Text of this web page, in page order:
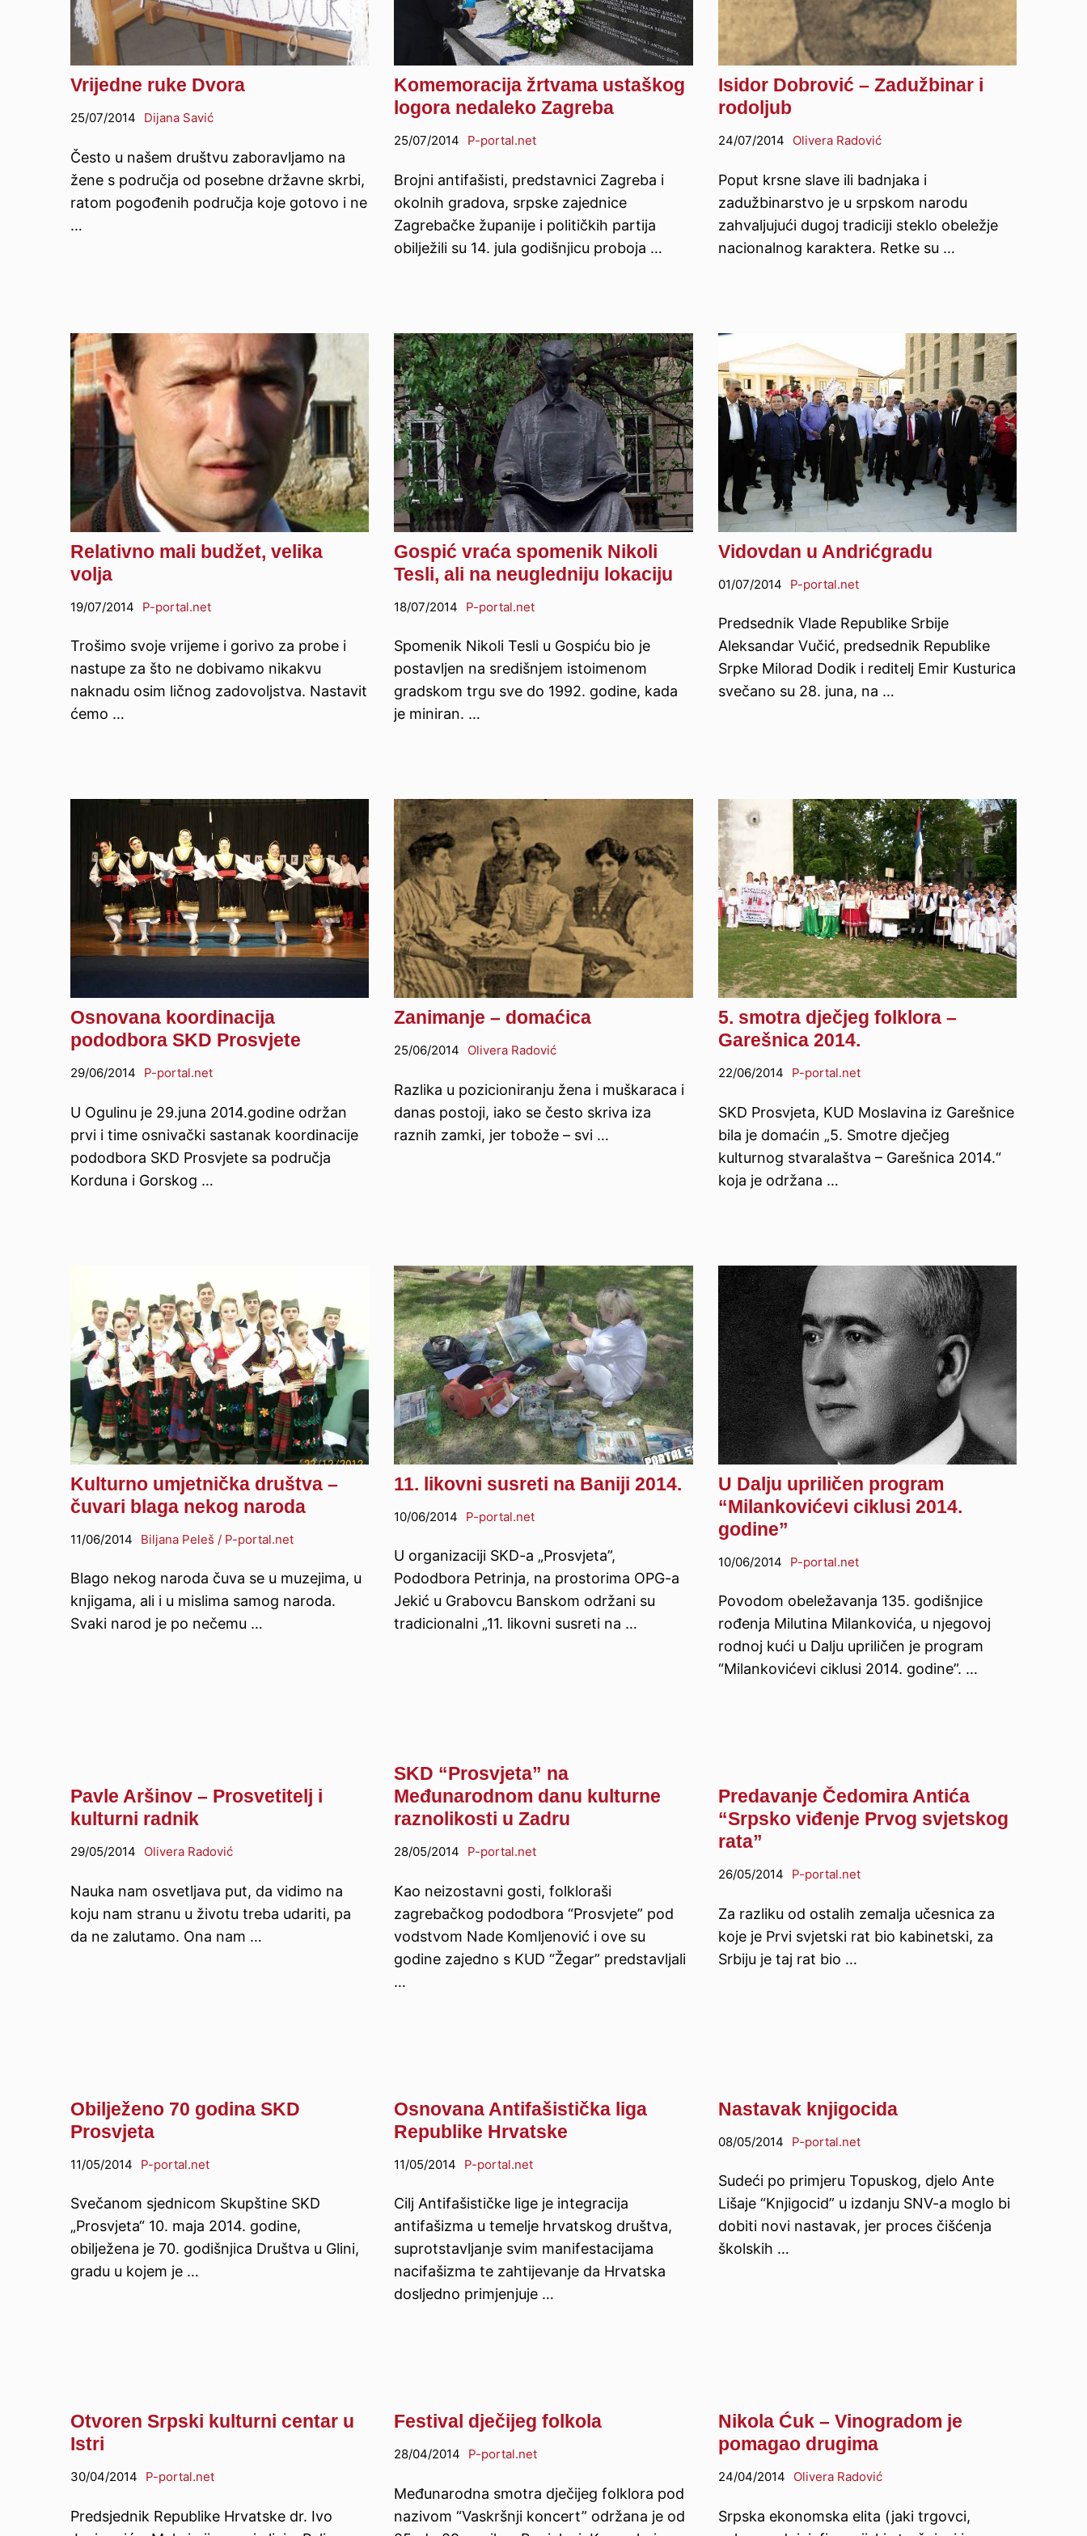
Vrijedne ruke Dvora
25/07/2014 Dijana Savić
Često u našem društvu zaboravljamo na
žene s područja od posebne državne skrbi,
ratom pogođenih područja koje gotovo i ne
…
Komemoracija žrtvama ustaškog
logora nedaleko Zagreba
25/07/2014 P-portal.net
Brojni antifašisti, predstavnici Zagreba i
okolnih gradova, srpske zajednice
Zagrebačke županije i političkih partija
obilježili su 14. jula godišnjicu proboja …
Isidor Dobrović – Zadužbinar i
rodoljub
24/07/2014 Olivera Radović
Poput krsne slave ili badnjaka i
zadužbinarstvo je u srpskom narodu
zahvaljujući dugoj tradiciji steklo obeležje
nacionalnog karaktera. Retke su …
Relativno mali budžet, velika
volja
19/07/2014 P-portal.net
Trošimo svoje vrijeme i gorivo za probe i
nastupe za što ne dobivamo nikakvu
naknadu osim ličnog zadovoljstva. Nastavit
ćemo …
Gospić vraća spomenik Nikoli
Tesli, ali na neugledniju lokaciju
18/07/2014 P-portal.net
Spomenik Nikoli Tesli u Gospiću bio je
postavljen na središnjem istoimenom
gradskom trgu sve do 1992. godine, kada
je miniran. …
Vidovdan u Andrićgradu
01/07/2014 P-portal.net
Predsednik Vlade Republike Srbije
Aleksandar Vučić, predsednik Republike
Srpke Milorad Dodik i reditelj Emir Kusturica
svečano su 28. juna, na …
Osnovana koordinacija
pododbora SKD Prosvjete
29/06/2014 P-portal.net
U Ogulinu je 29.juna 2014.godine održan
prvi i time osnivački sastanak koordinacije
pododbora SKD Prosvjete sa područja
Korduna i Gorskog …
Zanimanje – domaćica
25/06/2014 Olivera Radović
Razlika u pozicioniranju žena i muškaraca i
danas postoji, iako se često skriva iza
raznih zamki, jer tobože – svi …
5. smotra dječjeg folklora –
Garešnica 2014.
22/06/2014 P-portal.net
SKD Prosvjeta, KUD Moslavina iz Garešnice
bila je domaćin „5. Smotre dječjeg
kulturnog stvaralaštva – Garešnica 2014.“
koja je održana …
Kulturno umjetnička društva –
čuvari blaga nekog naroda
11/06/2014 Biljana Peleš / P-portal.net
Blago nekog naroda čuva se u muzejima, u
knjigama, ali i u mislima samog naroda.
Svaki narod je po nečemu …
11. likovni susreti na Baniji 2014.
10/06/2014 P-portal.net
U organizaciji SKD-a „Prosvjeta”,
Pododbora Petrinja, na prostorima OPG-a
Jekić u Grabovcu Banskom održani su
tradicionalni „11. likovni susreti na …
U Dalju upriličen program
“Milankovićevi ciklusi 2014.
godine”
10/06/2014 P-portal.net
Povodom obeležavanja 135. godišnjice
rođenja Milutina Milankovića, u njegovoj
rodnoj kući u Dalju upriličen je program
“Milankovićevi ciklusi 2014. godine”. …
Pavle Aršinov – Prosvetitelj i
kulturni radnik
29/05/2014 Olivera Radović
Nauka nam osvetljava put, da vidimo na
koju nam stranu u životu treba udariti, pa
da ne zalutamo. Ona nam …
SKD “Prosvjeta” na
Međunarodnom danu kulturne
raznolikosti u Zadru
28/05/2014 P-portal.net
Kao neizostavni gosti, folkloraši
zagrebačkog pododbora “Prosvjete” pod
vodstvom Nade Komljenović i ove su
godine zajedno s KUD “Žegar” predstavljali
…
Predavanje Čedomira Antića
“Srpsko viđenje Prvog svjetskog
rata”
26/05/2014 P-portal.net
Za razliku od ostalih zemalja učesnica za
koje je Prvi svjetski rat bio kabinetski, za
Srbiju je taj rat bio …
Obilježeno 70 godina SKD
Prosvjeta
11/05/2014 P-portal.net
Svečanom sjednicom Skupštine SKD
„Prosvjeta“ 10. maja 2014. godine,
obilježena je 70. godišnjica Društva u Glini,
gradu u kojem je …
Osnovana Antifašistička liga
Republike Hrvatske
11/05/2014 P-portal.net
Cilj Antifašističke lige je integracija
antifašizma u temelje hrvatskog društva,
suprotstavljanje svim manifestacijama
nacifašizma te zahtijevanje da Hrvatska
dosljedno primjenjuje …
Nastavak knjigocida
08/05/2014 P-portal.net
Sudeći po primjeru Topuskog, djelo Ante
Lišaje “Knjigocid” u izdanju SNV-a moglo bi
dobiti novi nastavak, jer proces čišćenja
školskih …
Otvoren Srpski kulturni centar u
Istri
30/04/2014 P-portal.net
Predsjednik Republike Hrvatske dr. Ivo
Festival dječijeg folkola
28/04/2014 P-portal.net
Međunarodna smotra dječijeg folklora pod
nazivom “Vaskršnji koncert” održana je od
Nikola Ćuk – Vinogradom je
pomagao drugima
24/04/2014 Olivera Radović
Srpska ekonomska elita (jaki trgovci,